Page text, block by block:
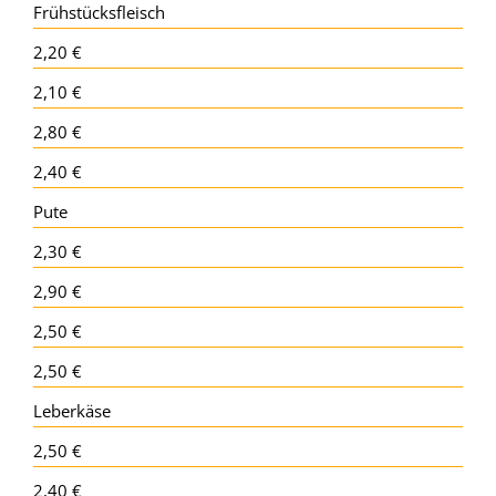
Frühstücksfleisch
2,20 €
2,10 €
2,80 €
2,40 €
Pute
2,30 €
2,90 €
2,50 €
2,50 €
Leberkäse
2,50 €
2,40 €